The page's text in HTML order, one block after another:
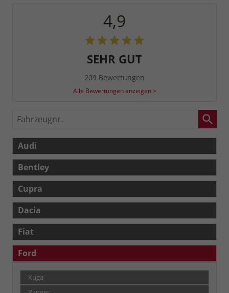
4,9
SEHR GUT
209 Bewertungen
Alle Bewertungen anzeigen >
Fahrzeugnr.
Audi
Bentley
Cupra
Dacia
Fiat
Ford
Kuga